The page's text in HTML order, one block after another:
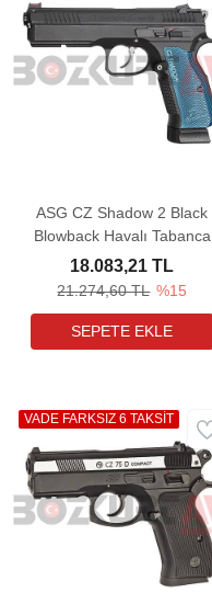
ASG CZ Shadow 2 Black
Blowback Havalı Tabanca
21.274,60 TL %15
18.083,21 TL
VADE FARKSIZ 6 TAKSİT